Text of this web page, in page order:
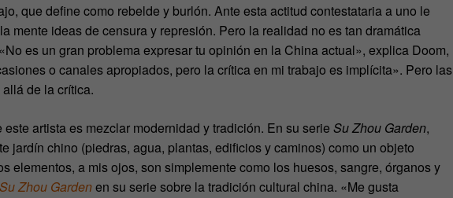
que define como rebelde y burlón. Ante esta actitud contestataria a uno le
mente ideas de censura y represión. Pero la realidad no es tan dramática
es un gran problema expresar tu opinión en la China actual», explica Doom,
o canales apropiados, pero la crítica en mi trabajo es implícita». Pero las
de la crítica.
artista es mezclar modernidad y tradición. En su serie Su Zhou Garden,
jardín chino (piedras, agua, plantas, edificios y caminos) como un objeto
elementos, a mis ojos, son simplemente como los huesos, sangre, órganos y
Su Zhou Gardenen su serie sobre la tradición cultural china. «Me gusta